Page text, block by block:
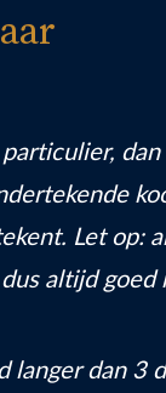
Let op:
altijd goed
langer dan 3